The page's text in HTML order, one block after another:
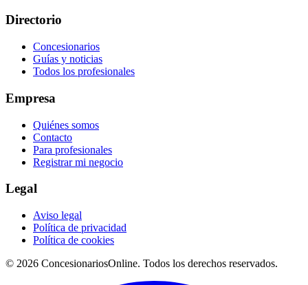
Directorio
Concesionarios
Guías y noticias
Todos los profesionales
Empresa
Quiénes somos
Contacto
Para profesionales
Registrar mi negocio
Legal
Aviso legal
Política de privacidad
Política de cookies
© 2026 ConcesionariosOnline. Todos los derechos reservados.